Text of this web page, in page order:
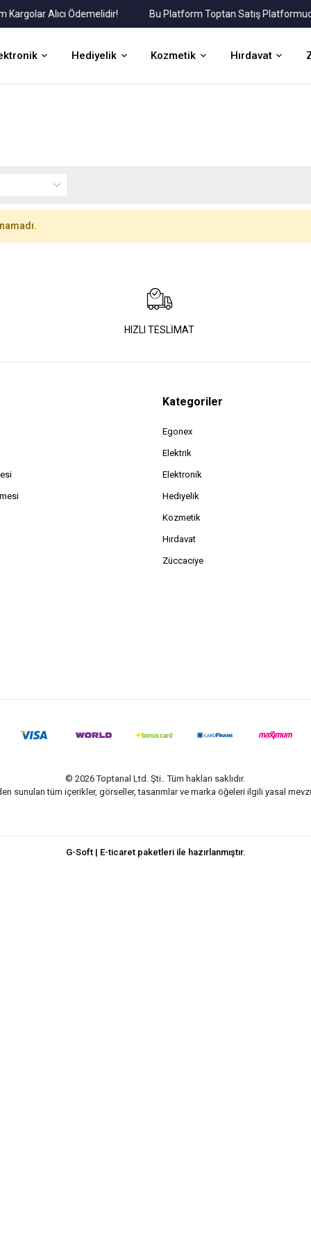
Alıcı Ödemelidir! Bu Platform Toptan Satış Platformudur.
Hediyelik Kozmetik Hırdavat
HIZLI TESLİMAT
Kategoriler
Egonex
Elektrik
Elektronik
Hediyelik
Kozmetik
Hırdavat
Züccaciye
© 2026 Toptanal Ltd. Şti.. Tüm hakları saklıdır.
sunulan tüm içerikler, görseller, tasarımlar ve marka öğeleri ilgili yasal
G-Soft | E-ticaret paketleri ile hazırlanmıştır.